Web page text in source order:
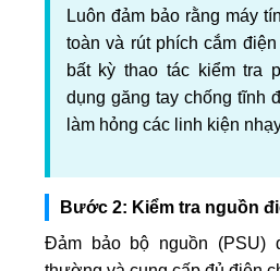
Luôn đảm bảo rằng máy
toàn và rút phích cắm
bất kỳ thao tác kiểm tra
dụng găng tay chống tĩnh
làm hỏng các linh kiện
Bước 2: Kiểm tra nguồn
Đảm bảo bộ nguồn (PSU)